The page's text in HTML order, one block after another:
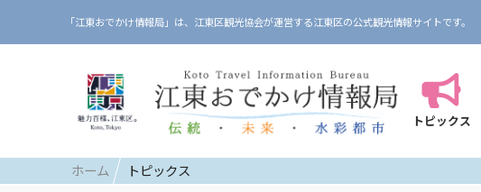
「江東おでかけ情報局」は、江東区観光協会が運営する江東区の公式観光情報サイトです。
トピックス
ホーム トピックス